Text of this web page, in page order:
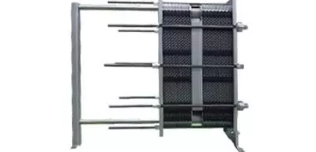
MAQUINARIA
AUTOMÁTICA PARA LA
FABRICACIÓN DE TOFU
Y LECHE DE SOYA CON
MÁXIMA PRIORIDAD EN